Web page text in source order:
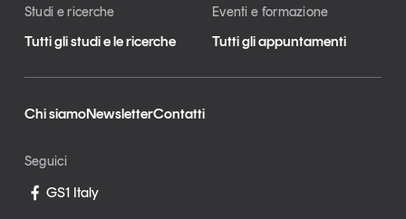
Studi e ricerche
Tutti gli studi e le ricerche
Eventi e formazione
Tutti gli appuntamenti
Chi siamoNewsletterContatti
Seguici
GS1 Italy